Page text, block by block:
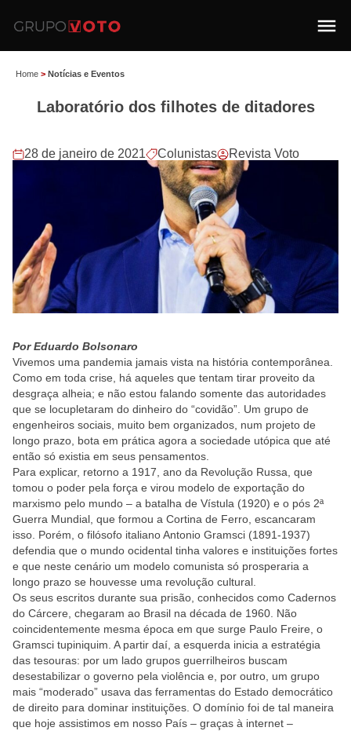
Home > Notícias e Eventos
Laboratório dos filhotes de ditadores
28 de janeiro de 2021 Colunistas Revista Voto
Por Eduardo Bolsonaro
Vivemos uma pandemia jamais vista na história contemporânea.
Como em toda crise, há aqueles que tentam tirar proveito da
desgraça alheia; e não estou falando somente das autoridades
que se locupletaram do dinheiro do “covidão”. Um grupo de
engenheiros sociais, muito bem organizados, num projeto de
longo prazo, bota em prática agora a sociedade utópica que até
então só existia em seus pensamentos.
Para explicar, retorno a 1917, ano da Revolução Russa, que
tomou o poder pela força e virou modelo de exportação do
marxismo pelo mundo – a batalha de Vístula (1920) e o pós 2ª
Guerra Mundial, que formou a Cortina de Ferro, escancaram
isso. Porém, o filósofo italiano Antonio Gramsci (1891-1937)
defendia que o mundo ocidental tinha valores e instituições fortes
e que neste cenário um modelo comunista só prosperaria a
longo prazo se houvesse uma revolução cultural.
Os seus escritos durante sua prisão, conhecidos como Cadernos
do Cárcere, chegaram ao Brasil na década de 1960. Não
coincidentemente mesma época em que surge Paulo Freire, o
Gramsci tupiniquim. A partir daí, a esquerda inicia a estratégia
das tesouras: por um lado grupos guerrilheiros buscam
desestabilizar o governo pela violência e, por outro, um grupo
mais “moderado” usava das ferramentas do Estado democrático
de direito para dominar instituições. O domínio foi de tal maneira
que hoje assistimos em nosso País – graças à internet –